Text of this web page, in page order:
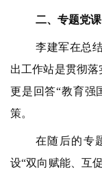
二、专题党
李建军在总
出工作站是贯彻落
更是回答“教育强
策。
在随后的专
设“双向赋能、互